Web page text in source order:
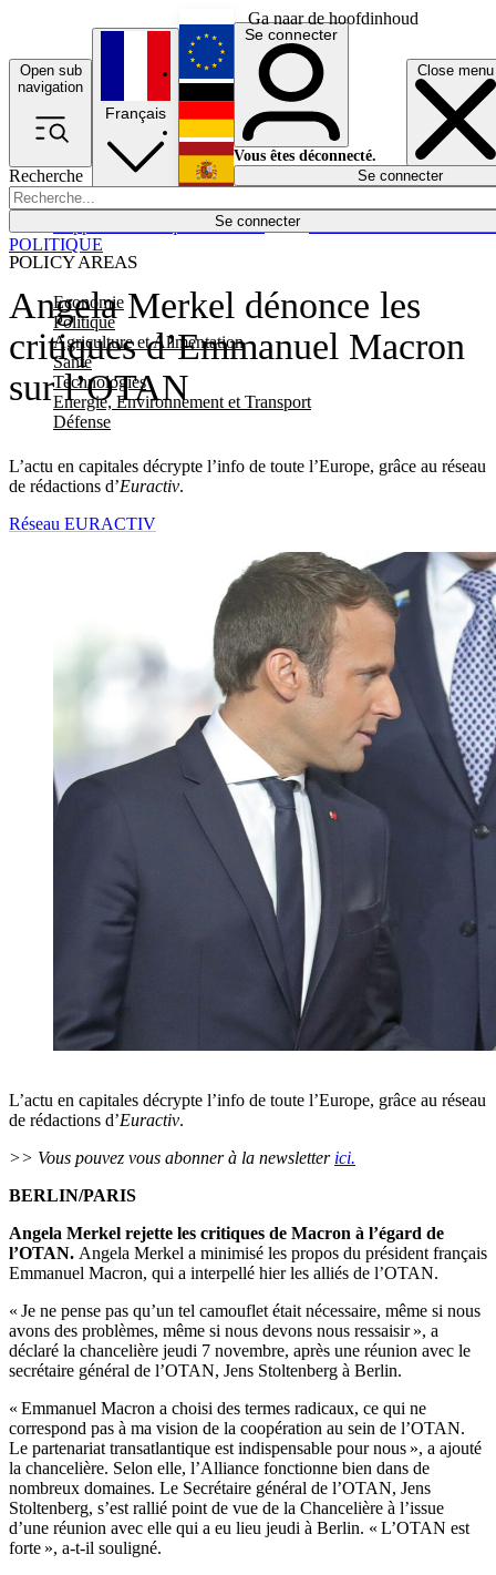
Ga naar de hoofdinhoud
Open sub
navigation
Close menu
Recherche
Se connecter
POLICY AREAS
Economie
Politique
Agriculture et Alimentation
Santé
Technologies
Energie, Environnement et Transport
Défense
Économie
Français
English
Deutsch
Español
Se connecter
Vous êtes déconnecté.
Se connecter
Angela Merkel dénonce les
critiques d’Emmanuel Macron
sur l’OTAN
L’actu en capitales décrypte l’info de toute l’Europe, grâce au réseau
de rédactions d’Euractiv.
POLITIQUE
Réseau EURACTIV
L’actu en capitales décrypte l’info de toute l’Europe, grâce au réseau
de rédactions d’Euractiv.
>> Vous pouvez vous abonner à la newsletter ici.
BERLIN/PARIS
Angela Merkel rejette les critiques de Macron à l’égard de
l’OTAN. Angela Merkel a minimisé les propos du président français
Emmanuel Macron, qui a interpellé hier les alliés de l’OTAN.
« Je ne pense pas qu’un tel camouflet était nécessaire, même si nous
avons des problèmes, même si nous devons nous ressaisir », a
déclaré la chancelière jeudi 7 novembre, après une réunion avec le
secrétaire général de l’OTAN, Jens Stoltenberg à Berlin.
« Emmanuel Macron a choisi des termes radicaux, ce qui ne
correspond pas à ma vision de la coopération au sein de l’OTAN.
Le partenariat transatlantique est indispensable pour nous », a ajouté
la chancelière. Selon elle, l’Alliance fonctionne bien dans de
nombreux domaines. Le Secrétaire général de l’OTAN, Jens
Stoltenberg, s’est rallié point de vue de la Chancelière à l’issue
d’une réunion avec elle qui a eu lieu jeudi à Berlin. « L’OTAN est
forte », a-t-il souligné.